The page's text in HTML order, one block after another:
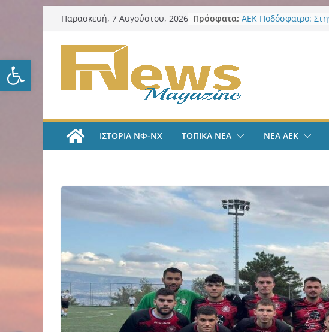
Ανοίξτε τη γραμμή εργαλείων
Μετάβαση
περιεχόμενο
Παρασκευή, 7 Αυγούστου, 2026 Πρόσφατα: ΑΕΚ Ποδόσφαιρο:
ψηφιακά εργαλεία
για τη διαφάνεια και
με Άννα Γκόμες
ΑΕΚ Χάντμπολ
Ανακοίνωσε την
18χρονη Κύπρια
ΙΣΤΟΡΙΑ ΝΦ-ΝΧ ΤΟΠΙΚΑ ΝΕΑ ΝΕΑ ΑΕΚ